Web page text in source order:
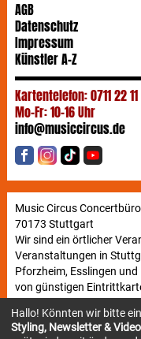
AGB
Datenschutz
Impressum
Künstler A-Z
Kartentelefon: 0711 22
Mo-Fr: 10-16 Uhr
info@musiccircus.de
Music Circus
70173 Stuttgart
Wir sind ein örtlicher
Veranstaltungen in
Pforzheim, Esslingen
von günstigen
Hallo! Könnten wir bitte
Styling, Newsletter & Video